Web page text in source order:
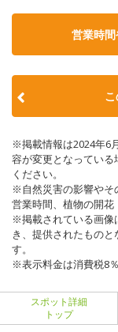
営業時
※掲載情報は2024年6
容が変更となってい
ください。
※自然災害の影響やそ
営業時間、植物の開花
※掲載されている画像
き、提供されたもの
す。
※表示料金は消費税8
スポット詳細
トップ